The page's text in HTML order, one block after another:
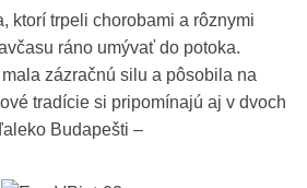
ktorí trpeli chorobami a rôznymi
ráno umývať do potoka.
zázračnú silu a pôsobila na
tradície si pripomínajú aj v dvoch
Budapešti –